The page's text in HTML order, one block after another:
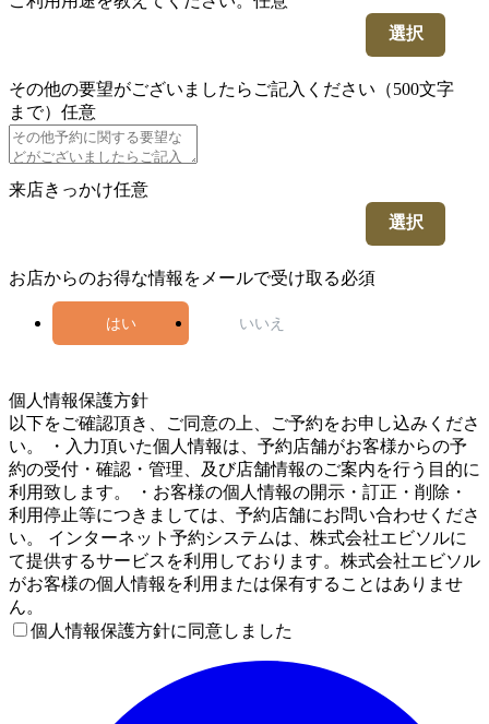
選択
その他の要望がございましたらご記入ください（500文字
まで） 任意
来店きっかけ任意
選択
お店からのお得な情報をメールで受け取る必須
はい いいえ
個人情報保護方針
以下をご確認頂き、ご同意の上、ご予約をお申し込みくださ
い。 ・入力頂いた個人情報は、予約店舗がお客様からの予
約の受付・確認・管理、及び店舗情報のご案内を行う目的に
利用致します。 ・お客様の個人情報の開示・訂正・削除・
利用停止等につきましては、予約店舗にお問い合わせくださ
い。 インターネット予約システムは、株式会社エビソルに
て提供するサービスを利用しております。株式会社エビソル
がお客様の個人情報を利用または保有することはありませ
ん。
個人情報保護方針に同意しました